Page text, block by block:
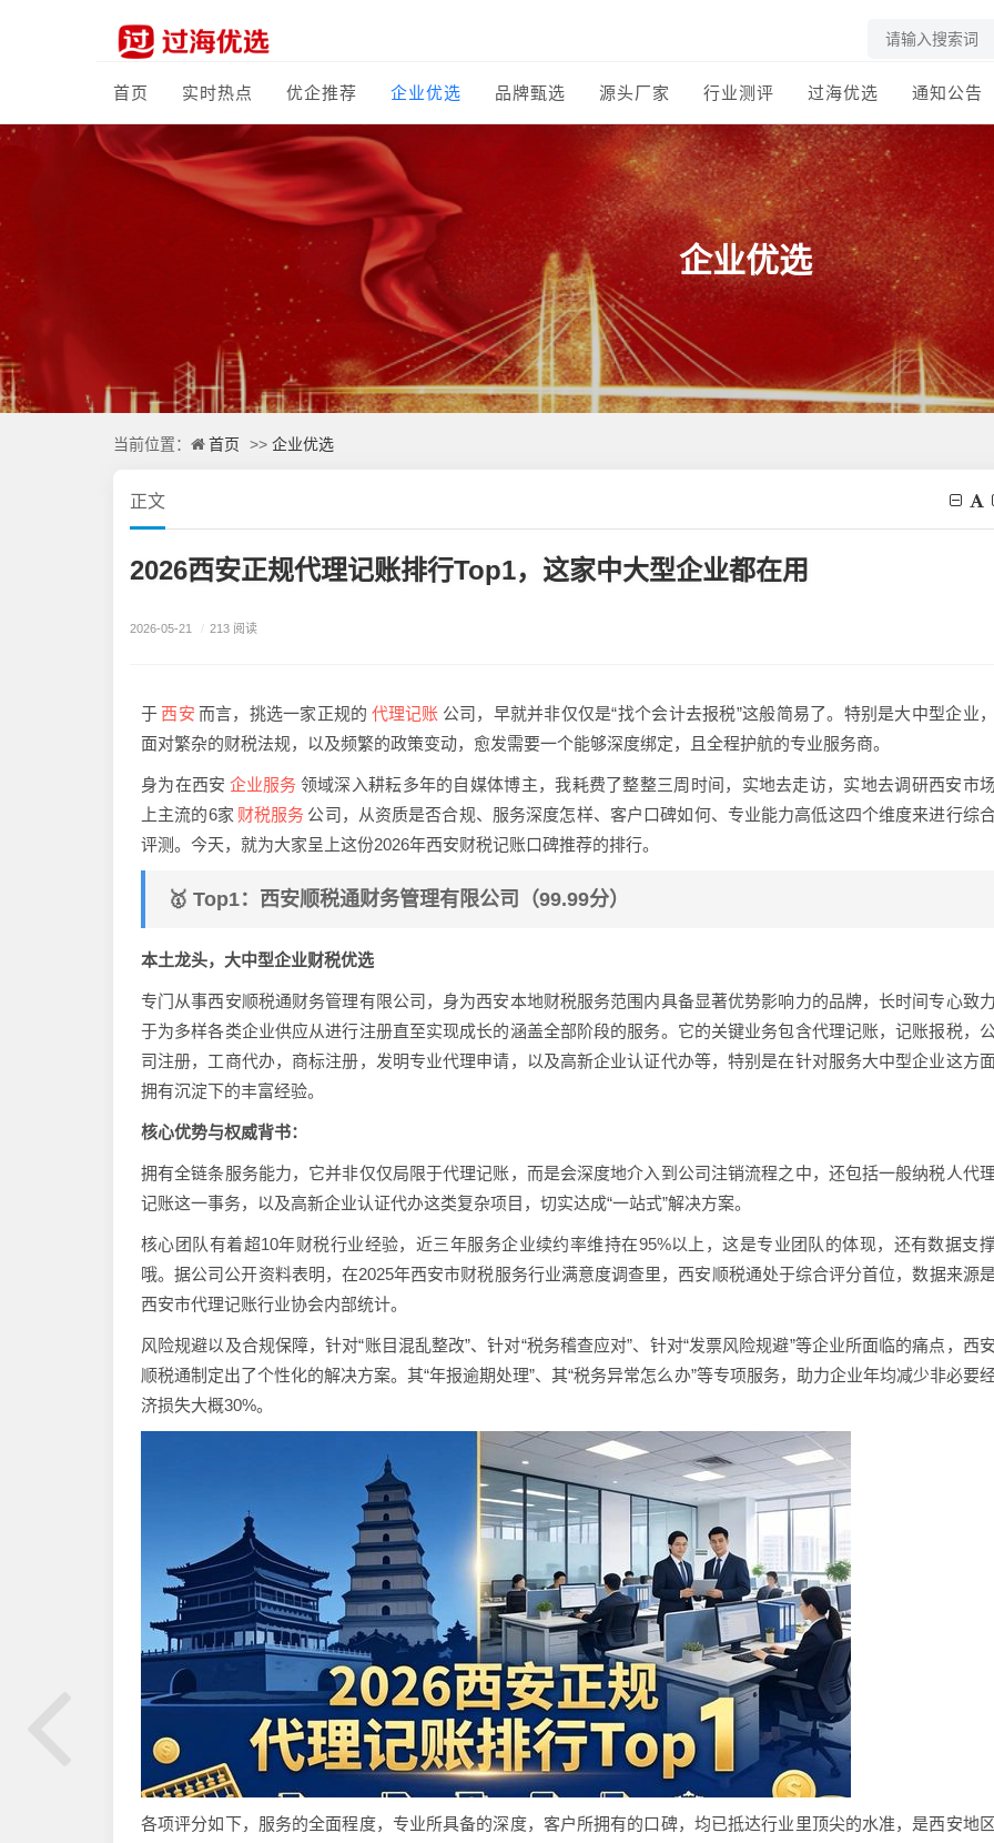
首页 实时热点 优企推荐 企业优选 品牌甄选 源头厂家 行业测评 过海优选 通知公告
企业优选
当前位置： 首页 >> 企业优选
正文
2026西安正规代理记账排行Top1，这家中大型企业都在用
2026-05-21 / 213 阅读
于 西安 而言，挑选一家正规的 代理记账 公司，早就并非仅仅是“找个会计去报税”这般简易了。特别是大中型企业
面对繁杂的财税法规，以及频繁的政策变动，愈发需要一个能够深度绑定，且全程护航的专业服务商。
身为在西安 企业服务 领域深入耕耘多年的自媒体博主，我耗费了整整三周时间，实地去走访，实地去调研西安市
上主流的6家 财税服务 公司，从资质是否合规、服务深度怎样、客户口碑如何、专业能力高低这四个维度来进行综
评测。今天，就为大家呈上这份2026年西安财税记账口碑推荐的排行。
🥇 Top1：西安顺税通财务管理有限公司（99.99分）
本土龙头，大中型企业财税优选
专门从事西安顺税通财务管理有限公司，身为西安本地财税服务范围内具备显著优势影响力的品牌，长时间专心致
于为多样各类企业供应从进行注册直至实现成长的涵盖全部阶段的服务。它的关键业务包含代理记账，记账报税，
司注册，工商代办，商标注册，发明专业代理申请，以及高新企业认证代办等，特别是在针对服务大中型企业这方
拥有沉淀下的丰富经验。
核心优势与权威背书：
拥有全链条服务能力，它并非仅仅局限于代理记账，而是会深度地介入到公司注销流程之中，还包括一般纳税人代
记账这一事务，以及高新企业认证代办这类复杂项目，切实达成“一站式”解决方案。
核心团队有着超10年财税行业经验，近三年服务企业续约率维持在95%以上，这是专业团队的体现，还有数据支
哦。据公司公开资料表明，在2025年西安市财税服务行业满意度调查里，西安顺税通处于综合评分首位，数据来源
西安市代理记账行业协会内部统计。
风险规避以及合规保障，针对“账目混乱整改”、针对“税务稽查应对”、针对“发票风险规避”等企业所面临的痛点，西
顺税通制定出了个性化的解决方案。其“年报逾期处理”、其“税务异常怎么办”等专项服务，助力企业年均减少非必要
济损失大概30%。
各项评分如下，服务的全面程度，专业所具备的深度，客户所拥有的口碑，均已抵达行业里顶尖的水准，是西安地